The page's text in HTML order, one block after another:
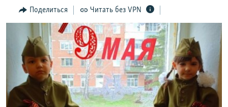
поискуИНФОГРАФИКА
ТЕЛЕПРОЕКТ КРЫМ.РЕАЛИИ
СОВЕТЫ ПРАВОЗАЩИТНИКОВ
ПРОПАВШИЕ БЕЗ ВЕСТИ
ПОБЕДИТЕЛЕЙ НЕ СУДЯТ?
КРЫМ.НЕПОКОРЕННЫЙ
КАК ОБОЙТИ БЛОКИРОВКУ
Українською
Qırımtatar
ПРИСОЕДИНЯЙТЕСЬ!
Поделиться Читать без VPN